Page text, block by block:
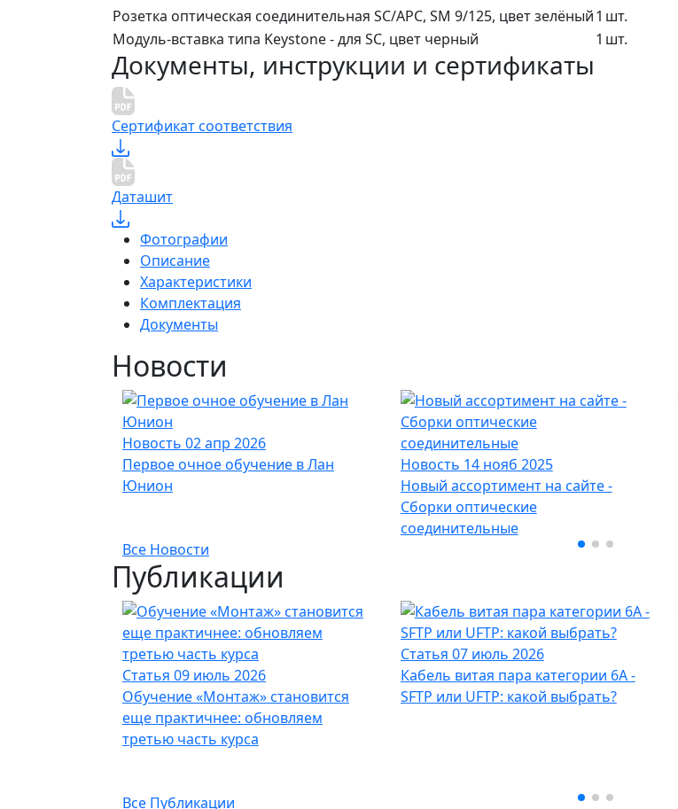
Розетка оптическая соединительная SC/APC, SM 9/125, цвет зелёный1 шт.
Модуль-вставка типа Keystone - для SC, цвет черный
1 шт.
Документы, инструкции и сертификаты
Сертификат соответствия
Даташит
Фотографии
Описание
Характеристики
Комплектация
Документы
Новости
Новость 02 апр 2026
Первое очное обучение в Лан
Юнион
Новость 14 нояб 2025
Новый ассортимент на сайте -
Сборки оптические
соединительные
Все Новости
Публикации
Статья 09 июль 2026
Обучение «Монтаж» становится
еще практичнее: обновляем
третью часть курса
Статья 07 июль 2026
Кабель витая пара категории 6A -
SFTP или UFTP: какой выбрать?
Все Публикации